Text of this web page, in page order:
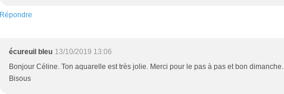
Répondre
écureuil bleu 13/10/2019 13:06
Bonjour Céline. Ton aquarelle est très jolie. Merci pour le pas à pas et bon dimanche.
Bisous